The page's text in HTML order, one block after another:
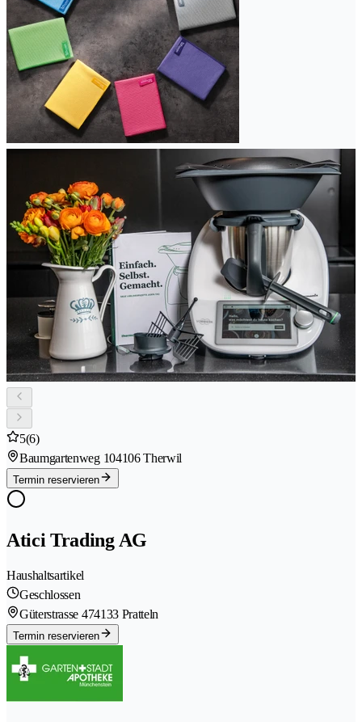
5(6)
Baumgartenweg 104106 Therwil
Termin reservieren
Atici Trading AG
Haushaltsartikel
Geschlossen
Güterstrasse 474133 Pratteln
Termin reservieren